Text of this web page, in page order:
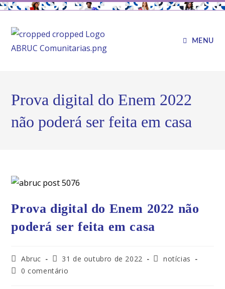
MENU
Prova digital do Enem 2022
não poderá ser feita em casa
Prova digital do Enem 2022 não
poderá ser feita em casa
Abruc 31 de outubro de 2022
notícias
0 comentário